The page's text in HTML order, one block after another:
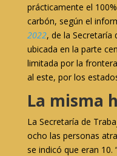
prácticamente el
carbón, según el
2022, de la Secretaría
ubicada en la parte
limitada por la
al este, por los
La misma
La Secretaría de
ocho las personas
se indicó que eran 10.